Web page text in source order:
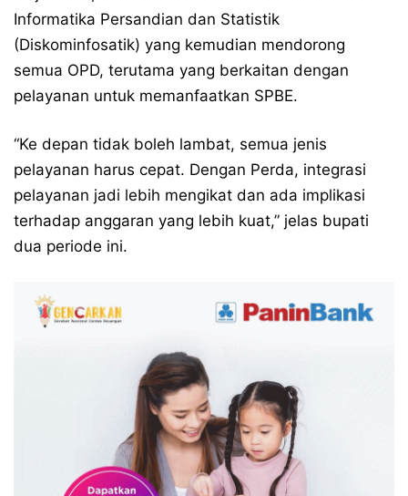
Informatika Persandian dan Statistik
(Diskominfosatik) yang kemudian mendorong
semua OPD, terutama yang berkaitan dengan
pelayanan untuk memanfaatkan SPBE.
“Ke depan tidak boleh lambat, semua jenis
pelayanan harus cepat. Dengan Perda, integrasi
pelayanan jadi lebih mengikat dan ada implikasi
terhadap anggaran yang lebih kuat,” jelas bupati
dua periode ini.